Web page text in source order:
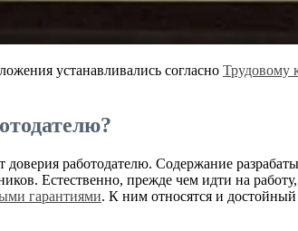
устанавливались согласно Трудовому
работодателю. Содержание
Естественно, прежде чем идти на работу,
гарантиями. К ним относятся и достойный